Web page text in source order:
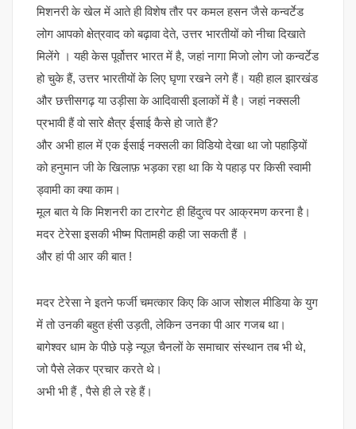
मिशनरी के खेल में आते ही विशेष तौर पर कमल हसन जैसे कन्वर्टेड
लोग आपको क्षेत्रवाद को बढ़ावा देते, उत्तर भारतीयों को नीचा दिखाते
मिलेंगे । यही केस पूर्वोत्तर भारत में है, जहां नागा मिजो लोग जो कन्वर्टेड
हो चुके हैं, उत्तर भारतीयों के लिए घृणा रखने लगे हैं। यही हाल झारखंड
और छत्तीसगढ़ या उड़ीसा के आदिवासी इलाकों में है। जहां नक्सली
प्रभावी हैं वो सारे क्षैत्र ईसाई कैसे हो जाते हैं?
और अभी हाल में एक ईसाई नक्सली का विडियो देखा था जो पहाड़ियों
को हनुमान जी के खिलाफ़ भड़का रहा था कि ये पहाड़ पर किसी स्वामी
ड्वामी का क्या काम।
मूल बात ये कि मिशनरी का टारगेट ही हिंदुत्व पर आक्रमण करना है।
मदर टेरेसा इसकी भीष्म पितामही कही जा सकती हैं ।
और हां पी आर की बात !
मदर टेरेसा ने इतने फर्जी चमत्कार किए कि आज सोशल मीडिया के युग
में तो उनकी बहुत हंसी उड़ती, लेकिन उनका पी आर गजब था।
बागेश्वर धाम के पीछे पड़े न्यूज़ चैनलों के समाचार संस्थान तब भी थे,
जो पैसे लेकर प्रचार करते थे।
अभी भी हैं , पैसे ही ले रहे हैं।